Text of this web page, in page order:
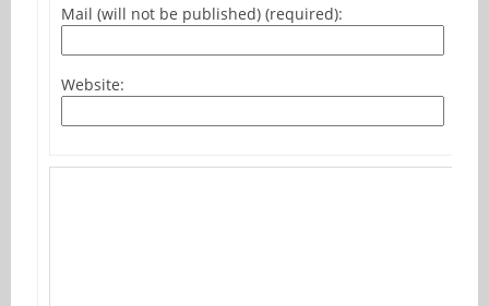
Mail (will not be published) (required):
Website: